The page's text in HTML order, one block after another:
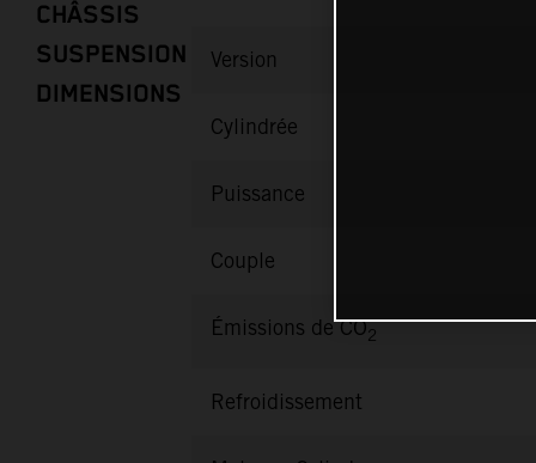
CHÂSSIS
SUSPENSION
DIMENSIONS
Version
Cylindrée
Puissance
Couple
Émissions de CO2
Refroidissement